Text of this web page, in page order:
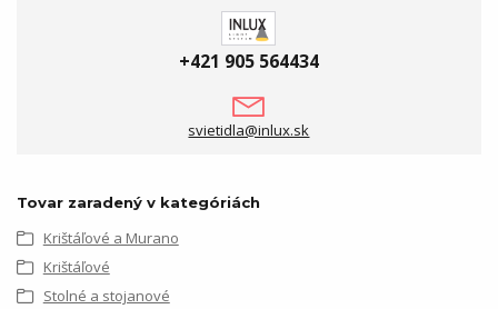
+421 905 564434
svietidla@inlux.sk
Tovar zaradený v kategóriách
Krištáľové a Murano
Krištáľové
Stolné a stojanové